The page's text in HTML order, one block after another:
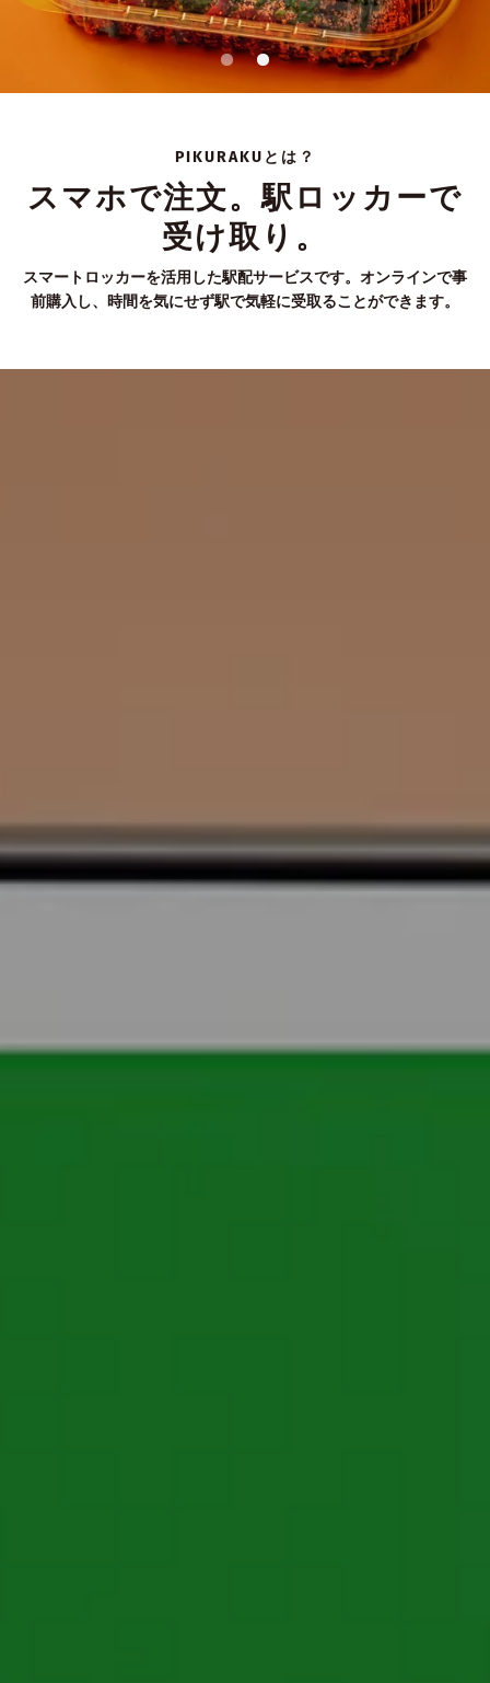
PIKURAKUとは？
スマホで注文。駅ロッカーで
受け取り。
スマートロッカーを活用した駅配サービスです。オンラインで事
前購入し、時間を気にせず駅で気軽に受取ることができます。